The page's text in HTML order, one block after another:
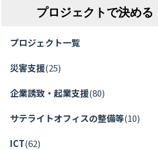
プロジェクトで決める
プロジェクト一覧
災害支援(25)
企業誘致・起業支援(80)
サテライトオフィスの整備等(10)
ICT(62)